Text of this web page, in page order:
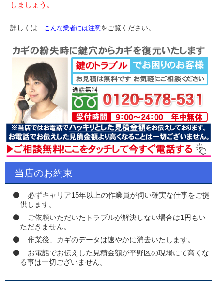
しましょう。
詳しくは こんな業者には注意をご覧ください。
当店のお約束
必ずキャリア15年以上の作業員が伺い確実な仕事をご提
供します。
ご依頼いただいたトラブルが解決しない場合は1円もい
ただきません。
作業後、カギのデータは速やかに消去いたします。
お電話でお伝えした見積金額が平野区の現場にて高くな
る事は一切ございません。